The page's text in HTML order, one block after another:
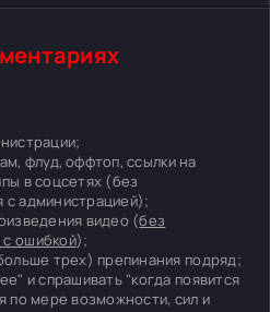
флуд, оффтоп, ссылки на
в соцсетях (без
с администрацией);
видео (без
с ошибкой);
трех) препинания подряд;
и спрашивать "когда появится
по мере возможности, сил и